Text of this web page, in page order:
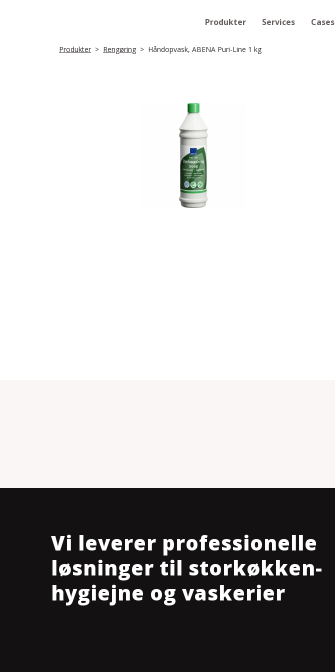
Produkter Services Cases
Produkter Rengøring Håndopvask, ABENA Puri-Line 1 kg
Vi leverer professionelle
løsninger til storkøkken­
hygiejne og vaskerier